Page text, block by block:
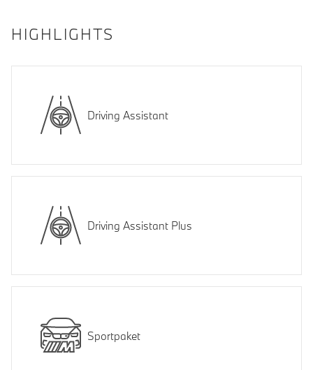
HIGHLIGHTS
Driving Assistant
Driving Assistant Plus
Sportpaket